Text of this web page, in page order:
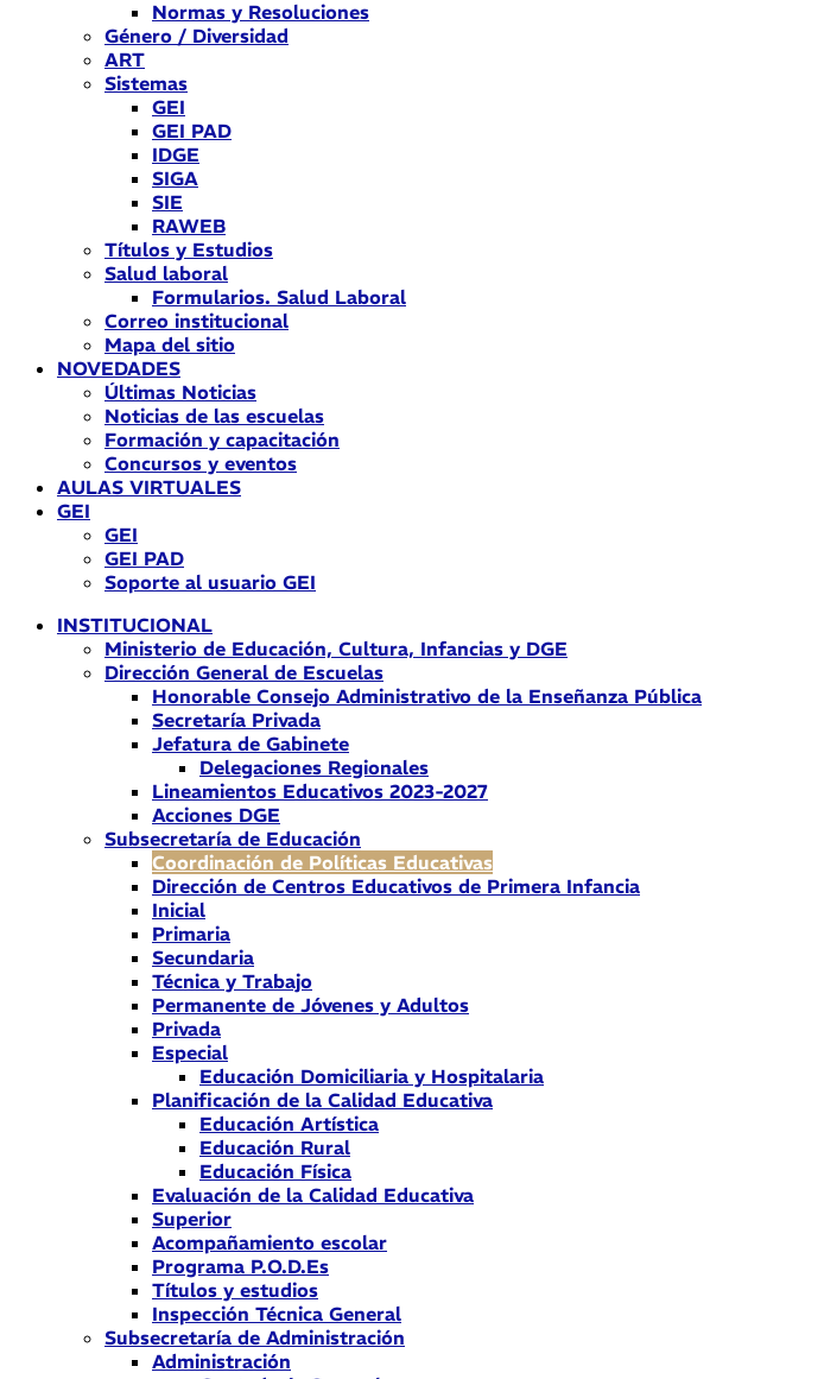
Normas y Resoluciones
Género / Diversidad
ART
Sistemas
GEI
GEI PAD
IDGE
SIGA
SIE
RAWEB
Títulos y Estudios
Salud laboral
Formularios. Salud Laboral
Correo institucional
Mapa del sitio
NOVEDADES
Últimas Noticias
Noticias de las escuelas
Formación y capacitación
Concursos y eventos
AULAS VIRTUALES
GEI
GEI
GEI PAD
Soporte al usuario GEI
INSTITUCIONAL
Ministerio de Educación, Cultura, Infancias y DGE
Dirección General de Escuelas
Honorable Consejo Administrativo de la Enseñanza Pública
Secretaría Privada
Jefatura de Gabinete
Delegaciones Regionales
Lineamientos Educativos 2023-2027
Acciones DGE
Subsecretaría de Educación
Coordinación de Políticas Educativas
Dirección de Centros Educativos de Primera Infancia
Inicial
Primaria
Secundaria
Técnica y Trabajo
Permanente de Jóvenes y Adultos
Privada
Especial
Educación Domiciliaria y Hospitalaria
Planificación de la Calidad Educativa
Educación Artística
Educación Rural
Educación Física
Evaluación de la Calidad Educativa
Superior
Acompañamiento escolar
Programa P.O.D.Es
Títulos y estudios
Inspección Técnica General
Subsecretaría de Administración
Administración